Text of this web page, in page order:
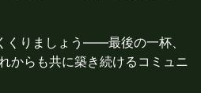
くりましょう――最後の一杯、
からも共に築き続けるコミュニ